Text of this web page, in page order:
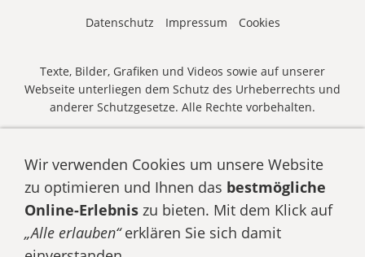
Datenschutz Impressum Cookies
Texte, Bilder, Grafiken und Videos sowie auf unserer
Webseite unterliegen dem Schutz des Urheberrechts und
anderer Schutzgesetze. Alle Rechte vorbehalten.
© HSG WAGRIEN | O/G-Cup 2026 •E-Mail senden• Zum
Wir verwenden Cookies um unsere Website
zu optimieren und Ihnen das bestmögliche
Online-Erlebnis zu bieten. Mit dem Klick auf
„Alle erlauben“erklären Sie sich damit